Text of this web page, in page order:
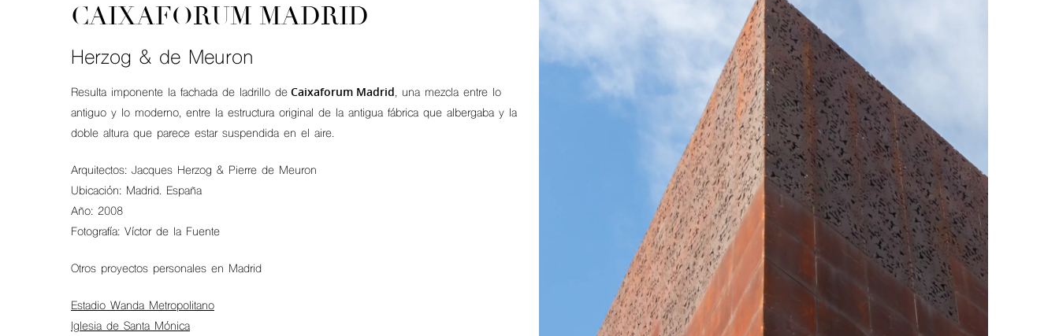
CAIXAFORUM MADRID
Herzog & de Meuron
Resulta imponente la fachada de ladrillo de Caixaforum Madrid, una mezcla entre lo
antiguo y lo moderno, entre la estructura original de la antigua fábrica que albergaba y la
doble altura que parece estar suspendida en el aire.
Arquitectos: Jacques Herzog & Pierre de Meuron
Ubicación: Madrid. España
Año: 2008
Fotografía: Víctor de la Fuente
Otros proyectos personales en Madrid
Estadio Wanda Metropolitano
Iglesia de Santa Mónica